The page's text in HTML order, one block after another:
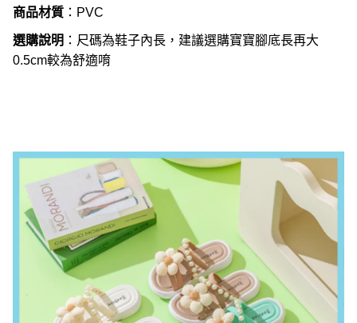
商品材質 ：PVC
選購說明 ：尺碼為鞋子內長，建議選購寶寶腳底長再大
0.5cm較為舒適唷